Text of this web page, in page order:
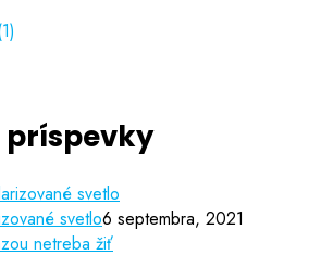
príspevky
svetlo6 septembra, 2021